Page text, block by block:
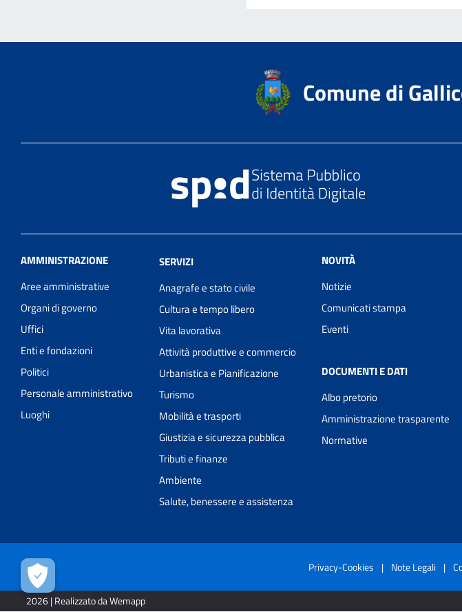
Comune di
AMMINISTRAZIONE
Aree amministrative
Organi di governo
Uffici
Enti e fondazioni
Politici
Personale amministrativo
Luoghi
SERVIZI
Anagrafe e stato civile
Cultura e tempo libero
Vita lavorativa
Attività produttive e commercio
Urbanistica e Pianificazione
Turismo
Mobilità e trasporti
Giustizia e sicurezza pubblica
Tributi e finanze
Ambiente
Salute, benessere e assistenza
NOVITÀ
Notizie
Comunicati stampa
Eventi
DOCUMENTI E DATI
Albo pretorio
Amministrazione trasparente
Normative
Privacy-Cookies | Note Legali |
2026 | Realizzato da Wemapp